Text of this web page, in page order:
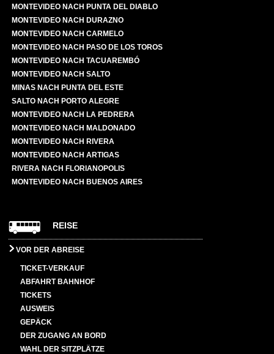
MONTEVIDEO NACH PUNTA DEL DIABLO
MONTEVIDEO NACH DURAZNO
MONTEVIDEO NACH CARMELO
MONTEVIDEO NACH PASO DE LOS TOROS
MONTEVIDEO NACH TACUAREMBÓ
MONTEVIDEO NACH SALTO
MINAS NACH PUNTA DEL ESTE
SALTO NACH PORTO ALEGRE
MONTEVIDEO NACH LA PEDRERA
MONTEVIDEO NACH MALDONADO
MONTEVIDEO NACH RIVERA
MONTEVIDEO NACH ARTIGAS
RIVERA NACH FLORIANOPOLIS
MONTEVIDEO NACH BUENOS AIRES
REISE
VOR DER ABREISE
TICKET-VERKAUF
ABFAHRT BAHNHOF
TICKETS
AUSWEIS
GEPÄCK
DER ZUGANG AN BORD
WAHL DER SITZPLÄTZE